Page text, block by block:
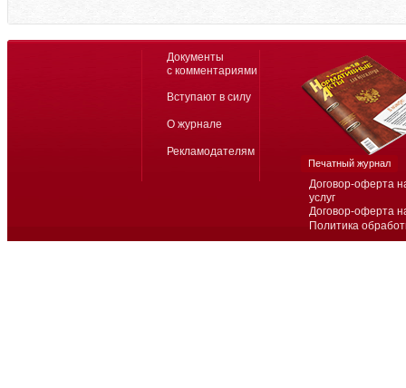
Договор-оферта
услуг
Договор-оферта
Политика
Документы
с комментариями
Вступают в силу
О журнале
Рекламодателям
Печатный журнал